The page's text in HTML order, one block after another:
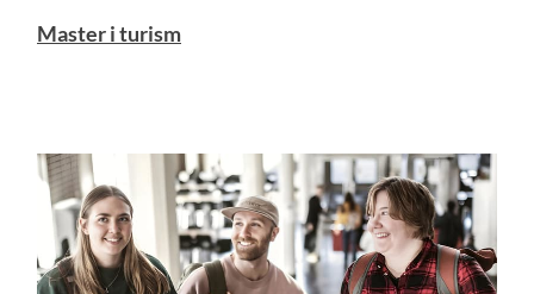
Master i turism